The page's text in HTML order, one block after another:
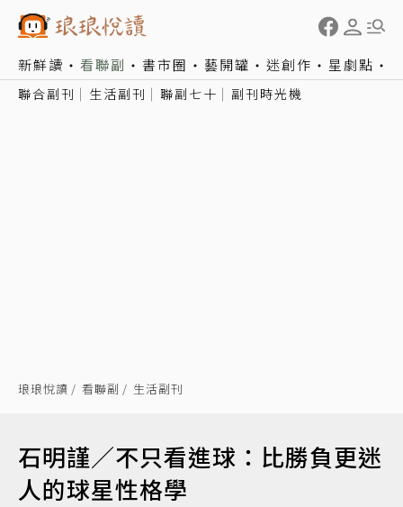
新鮮讀 看聯副 書市圈 藝開罐 迷創作 星劇點
聯合副刊 生活副刊 聯副七十 副刊時光機
琅琅悅讀 看聯副 生活副刊
石明謹／不只看進球：比勝負更迷
人的球星性格學